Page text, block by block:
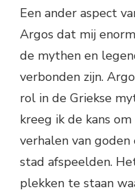
Een ander aspect
Argos dat mij
de mythen en
verbonden zijn.
rol in de Griekse
kreeg ik de kans
verhalen van goden
stad afspeelden.
plekken te staan